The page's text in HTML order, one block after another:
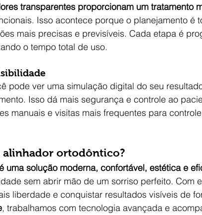
transparentes proporcionam um tratamento
Isso acontece porque o planejamento é
mais precisas e previsíveis. Cada etapa é
o tempo total de uso.
pode ver uma simulação digital do seu
Isso dá mais segurança e controle ao
manuais e visitas mais frequentes para
alinhador ortodôntico?
uma solução moderna, confortável, estética e
sem abrir mão de um sorriso perfeito. Com
liberdade e conquistar resultados visíveis de
, trabalhamos com tecnologia avançada e